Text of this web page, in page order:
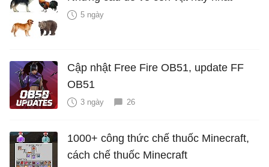
5 ngày
Cập nhật Free Fire OB51, update FF
OB51
3 ngày 26
1000+ công thức chế thuốc Minecraft,
cách chế thuốc Minecraft